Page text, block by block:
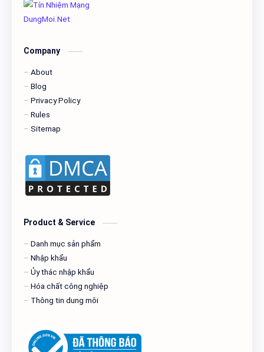
Company
About
Blog
Privacy Policy
Rules
Sitemap
Product & Service
Danh mục sản phẩm
Nhập khẩu
Ủy thác nhập khẩu
Hóa chất công nghiệp
Thông tin dung môi